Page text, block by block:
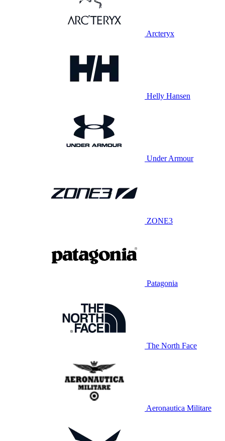
Arcteryx
Helly Hansen
Under Armour
ZONE3
Patagonia
The North Face
Aeronautica Militare